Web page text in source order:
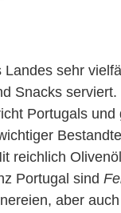
sehr
Snacks serviert.
Portugals und
reichlich
Portugal sind
aber